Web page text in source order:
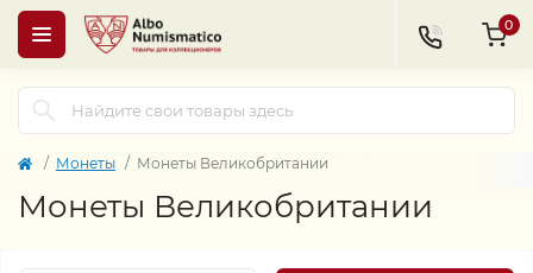
0
Монеты Монеты Великобритании
Монеты Великобритании